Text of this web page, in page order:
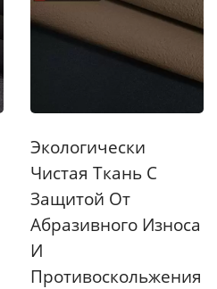
Экологически
Чистая Ткань С
Защитой От
Абразивного Износа
И
Противоскольжения